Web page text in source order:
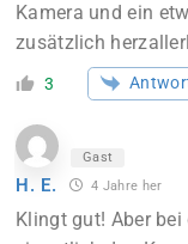
Kamera und ein
zusätzlich
3
Gast
H. E. 4 Jahre her
Klingt gut! Aber